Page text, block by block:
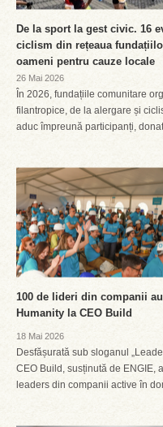
De la sport la gest civic. 16
ciclism din rețeaua
oameni pentru cauze locale
26 Mai 2026
În 2026, fundațiile comunitare
filantropice, de la alergare și
aduc împreună participanți,
100 de lideri din companii
Humanity la CEO Build
18 Mai 2026
Desfășurată sub sloganul
CEO Build, susținută de ENGIE,
leaders din companii active în